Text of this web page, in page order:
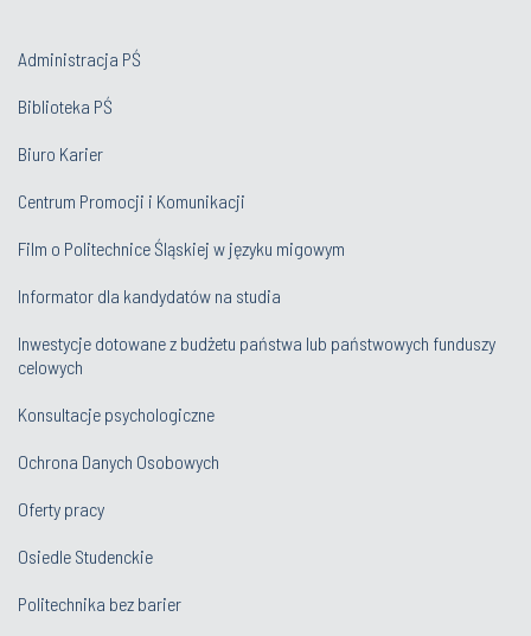
Administracja PŚ
Biblioteka PŚ
Biuro Karier
Centrum Promocji i Komunikacji
Film o Politechnice Śląskiej w języku migowym
Informator dla kandydatów na studia
Inwestycje dotowane z budżetu państwa lub państwowych funduszy
celowych
Konsultacje psychologiczne
Ochrona Danych Osobowych
Oferty pracy
Osiedle Studenckie
Politechnika bez barier